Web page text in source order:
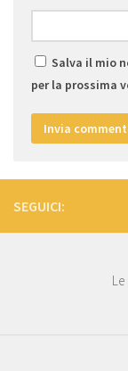
Salva il mio
per la prossima
SEGUICI: